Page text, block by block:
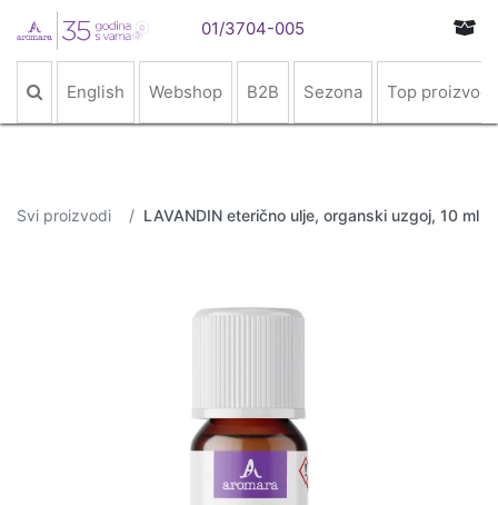
01/3704-005
English Webshop B2B Sezona Top proizvodi
Svi proizvodi LAVANDIN eterično ulje, organski uzgoj, 10 ml